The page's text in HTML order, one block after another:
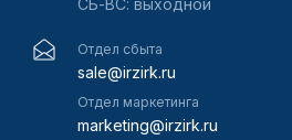
СБ-ВС: выходной
Отдел сбыта
sale@irzirk.ru
Отдел маркетинга
marketing@irzirk.ru